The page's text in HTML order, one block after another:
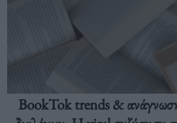
BookTok trends &